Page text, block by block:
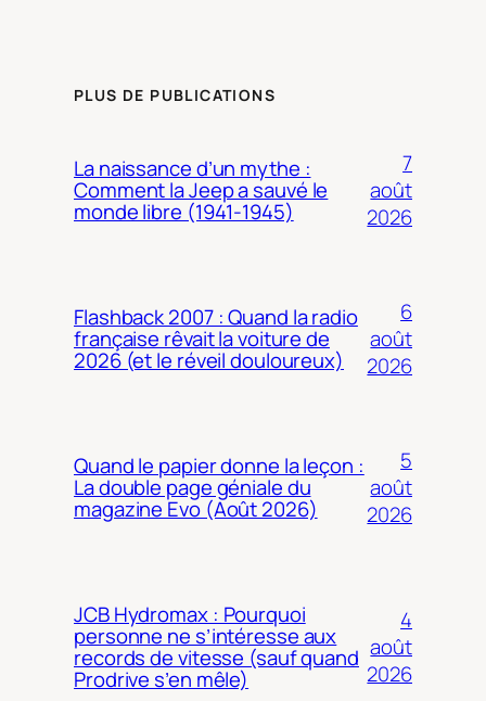
PLUS DE PUBLICATIONS
La naissance d’un mythe :
Comment la Jeep a sauvé le
monde libre (1941-1945)
7
août
2026
Flashback 2007 : Quand la radio
française rêvait la voiture de
2026 (et le réveil douloureux)
6
août
2026
Quand le papier donne la leçon :
La double page géniale du
magazine Evo (Août 2026)
5
août
2026
JCB Hydromax : Pourquoi
personne ne s’intéresse aux
records de vitesse (sauf quand
Prodrive s’en mêle)
4
août
2026